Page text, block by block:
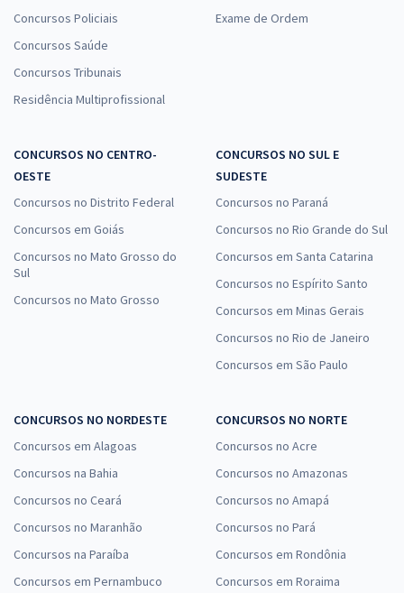
Concursos Policiais
Concursos Saúde
Concursos Tribunais
Residência Multiprofissional
Exame de Ordem
CONCURSOS NO CENTRO-
OESTE
Concursos no Distrito Federal
Concursos em Goiás
Concursos no Mato Grosso do
Sul
Concursos no Mato Grosso
CONCURSOS NO SUL E
SUDESTE
Concursos no Paraná
Concursos no Rio Grande do Sul
Concursos em Santa Catarina
Concursos no Espírito Santo
Concursos em Minas Gerais
Concursos no Rio de Janeiro
Concursos em São Paulo
CONCURSOS NO NORDESTE
Concursos em Alagoas
Concursos na Bahia
Concursos no Ceará
Concursos no Maranhão
Concursos na Paraíba
Concursos em Pernambuco
CONCURSOS NO NORTE
Concursos no Acre
Concursos no Amazonas
Concursos no Amapá
Concursos no Pará
Concursos em Rondônia
Concursos em Roraima